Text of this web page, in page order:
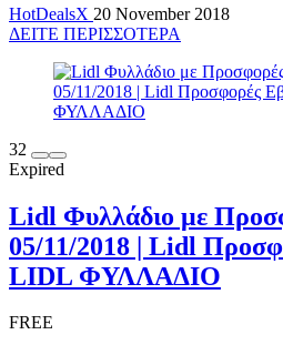
HotDealsX 20 November 2018
ΔΕΙΤΕ ΠΕΡΙΣΣΟΤΕΡΑ
32
Expired
Lidl Φυλλάδιο με
05/11/2018 | Lidl
LIDL ΦΥΛΛΑΔΙΟ
FREE